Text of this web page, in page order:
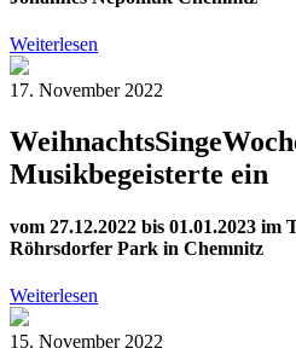
Weiterlesen
17. November 2022
Musikbegeisterte ein
vom 27.12.2022 bis 01.01.2023 im
Röhrsdorfer Park in Chemnitz
Weiterlesen
15. November 2022